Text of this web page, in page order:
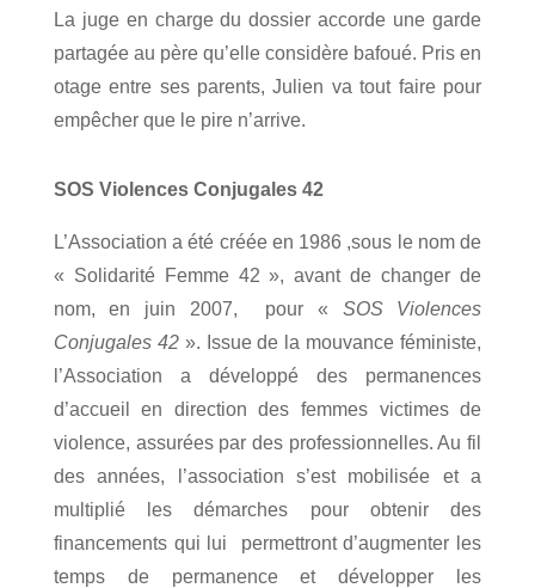
La juge en charge du dossier accorde une garde
partagée au père qu’elle considère bafoué. Pris en
otage entre ses parents, Julien va tout faire pour
empêcher que le pire n’arrive.
SOS Violences Conjugales 42
L’Association a été créée en 1986 ,sous le nom de
« Solidarité Femme 42 », avant de changer de
nom, en juin 2007, pour « SOS Violences
Conjugales 42». Issue de la mouvance féministe,
l’Association a développé des permanences
d’accueil en direction des femmes victimes de
violence, assurées par des professionnelles. Au fil
des années, l’association s’est mobilisée et a
multiplié les démarches pour obtenir des
financements qui lui permettront d’augmenter les
temps de permanence et développer les